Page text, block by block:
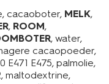
cacaoboter, MELK,
, ROOM,
, water,
cacaopoeder,
E471 E475, palmolie,
maltodextrine,